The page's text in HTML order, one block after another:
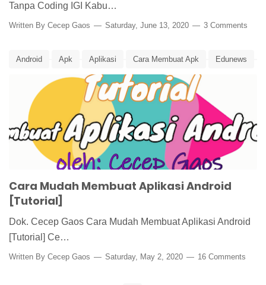
Tanpa Coding IGI Kabu…
Written By Cecep Gaos Saturday, June 13, 2020 3 Comments
Android Apk Aplikasi Cara Membuat Apk Edunews
Cara Mudah Membuat Aplikasi Android
[Tutorial]
Dok. Cecep Gaos Cara Mudah Membuat Aplikasi Android
[Tutorial] Ce…
Written By Cecep Gaos Saturday, May 2, 2020 16 Comments